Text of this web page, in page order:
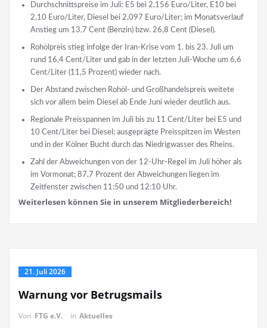
Durchschnittspreise im Juli: E5 bei 2,156 Euro/Liter, E10 bei
2,10 Euro/Liter, Diesel bei 2,097 Euro/Liter; im Monatsverlauf
Anstieg um 13,7 Cent (Benzin) bzw. 26,8 Cent (Diesel).
Rohölpreis stieg infolge der Iran-Krise vom 1. bis 23. Juli um
rund 16,4 Cent/Liter und gab in der letzten Juli-Woche um 6,6
Cent/Liter (11,5 Prozent) wieder nach.
Der Abstand zwischen Rohöl- und Großhandelspreis weitete
sich vor allem beim Diesel ab Ende Juni wieder deutlich aus.
Regionale Preisspannen im Juli bis zu 11 Cent/Liter bei E5 und
10 Cent/Liter bei Diesel; ausgeprägte Preisspitzen im Westen
und in der Kölner Bucht durch das Niedrigwasser des Rheins.
Zahl der Abweichungen von der 12-Uhr-Regel im Juli höher als
im Vormonat; 87,7 Prozent der Abweichungen liegen im
Zeitfenster zwischen 11:50 und 12:10 Uhr.
Weiterlesen können Sie in unserem Mitgliederbereich!
21. Juli 2026
Warnung vor Betrugsmails
Von FTG e.V. in Aktuelles